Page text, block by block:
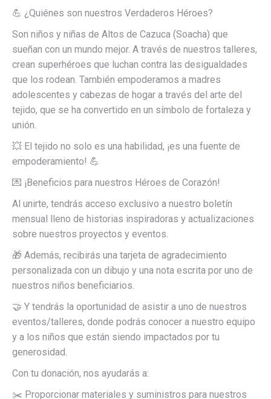
💪 ¿Quiénes son nuestros Verdaderos Héroes?
Son niños y niñas de Altos de Cazuca (Soacha) que
sueñan con un mundo mejor. A través de nuestros talleres,
crean superhéroes que luchan contra las desigualdades
que los rodean. También empoderamos a madres
adolescentes y cabezas de hogar a través del arte del
tejido, que se ha convertido en un símbolo de fortaleza y
unión.
💥 El tejido no solo es una habilidad, ¡es una fuente de
empoderamiento! 💪
💌 ¡Beneficios para nuestros Héroes de Corazón!
Al unirte, tendrás acceso exclusivo a nuestro boletín
mensual lleno de historias inspiradoras y actualizaciones
sobre nuestros proyectos y eventos.
🎁 Además, recibirás una tarjeta de agradecimiento
personalizada con un dibujo y una nota escrita por uno de
nuestros niños beneficiarios.
🤝 Y tendrás la oportunidad de asistir a uno de nuestros
eventos/talleres, donde podrás conocer a nuestro equipo
y a los niños que están siendo impactados por tu
generosidad.
Con tu donación, nos ayudarás a:
✂️ Proporcionar materiales y suministros para nuestros